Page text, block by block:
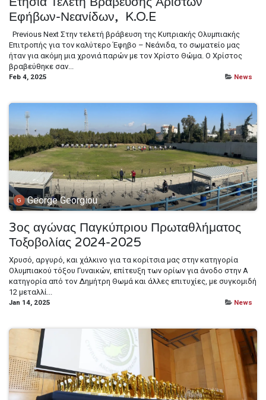
Εφήβων-Νεανίδων, K.O.E
​ ​ Previous Next Στην τελετή βράβευση της Κυπριακής Ολυμπιακής
Επιτροπής για τον καλύτερο Έφηβο – Νεάνιδα, το σωματείο μας
ήταν για ακόμη μια χρονιά παρών με τον Χρίστο Θώμα. Ο Χρίστος
βραβεύθηκε σαν...
Feb 4, 2025 News
George Georgiou
3ος αγώνας Παγκύπριου Πρωταθλήματος
Τοξοβολίας 2024-2025
Χρυσό, αργυρό, και χάλκινο για τα κορίτσια μας στην κατηγορία
Ολυμπιακού τόξου Γυναικών, επίτευξη των ορίων για άνοδο στην Α
κατηγορία από τον Δημήτρη Θωμά και άλλες επιτυχίες, με συγκομιδή
12 μεταλλί...
Jan 14, 2025 News